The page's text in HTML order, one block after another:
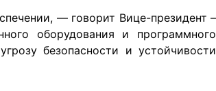
— говорит Вице-президент –
оборудования и программного
безопасности и устойчивости